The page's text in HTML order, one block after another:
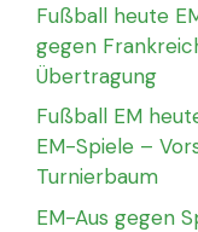
Fußball heute
gegen
Übertragung
Fußball EM
EM-Spiele –
Turnierbaum
EM-Aus gegen